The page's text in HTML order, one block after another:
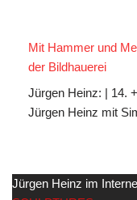
Mit Hammer und
der Bildhauerei
Jürgen Heinz: | 14.
Jürgen Heinz mit
Jürgen Heinz im